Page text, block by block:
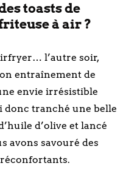
toasts de
à air ?
l’autre soir,
entraînement de
envie irrésistible
donc tranché une belle
d’olive et lancé
avons savouré des